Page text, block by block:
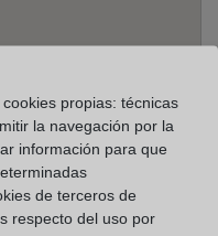
propias: técnicas
la navegación por la
información para que
de terceros de
respecto del uso por